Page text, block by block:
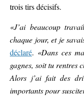
trois tirs décisifs.
«J’ai beaucoup
chaque jour, et je
déclaré. «Dans ces
gagnes, soit tu rentres
Alors j’ai fait des
importants pour